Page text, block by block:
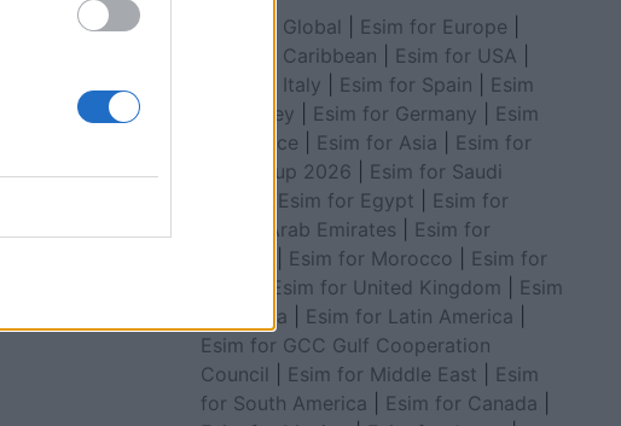
Esim for Global Esim for Europe
Esim for Caribbean
Esim for USA
Esim for Italy
Esim for Spain
Esim
for Turkey
Esim for Germany
Esim
for Greece
Esim for Asia
Esim for
World Cup 2026
Esim for Saudi
Esim for Egypt
Esim for
United Arab Emirates
Esim for
Esim for Morocco
Esim for
Esim for United Kingdom
Esim
for Africa
Esim for Latin America
Esim for GCC Gulf Cooperation
Council
Esim for Middle East
Esim
for South America
Esim for Canada